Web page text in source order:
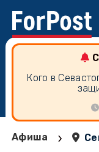
Кого в
Афиша ›